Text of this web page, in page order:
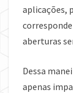
aplicações,
aberturas
Dessa
apenas